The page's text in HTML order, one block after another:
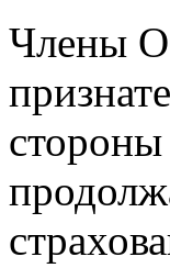
Члены